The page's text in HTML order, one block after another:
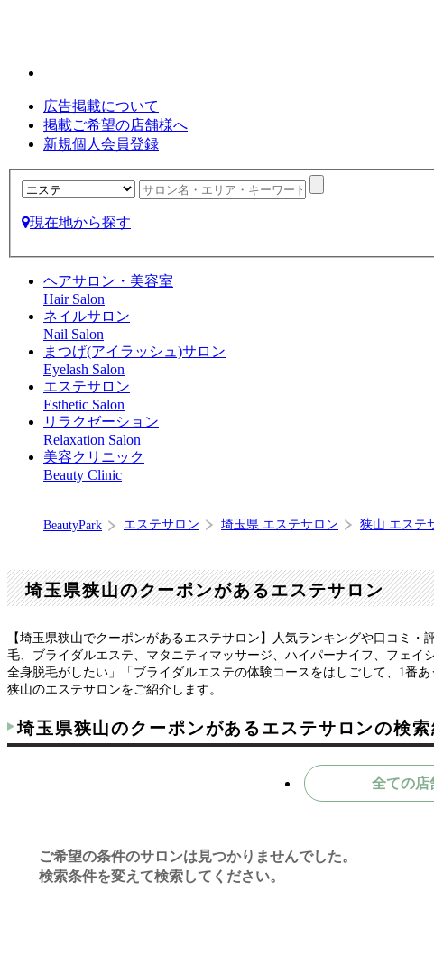
広告掲載について
掲載ご希望の店舗様へ
新規個人会員登録
現在地から探す
ヘアサロン・美容室
Hair Salon
ネイルサロン
Nail Salon
まつげ(アイラッシュ)サロン
Eyelash Salon
エステサロン
Esthetic Salon
リラクゼーション
Relaxation Salon
美容クリニック
Beauty Clinic
BeautyPark エステサロン 埼玉県 エステサロン 狭山 エステ
埼玉県狭山のクーポンがあるエステサロン
【埼玉県狭山でクーポンがあるエステサロン】人気ランキングや口コミ
毛、ブライダルエステ、マタニティマッサージ、ハイパーナイフ、フェ
全身脱毛がしたい」「ブライダルエステの体験コースをはしごして、1番
狭山のエステサロンをご紹介します。
埼玉県狭山のクーポンがあるエステサロンの検索
全ての店
ご希望の条件のサロンは見つかりませんでした。
検索条件を変えて検索してください。